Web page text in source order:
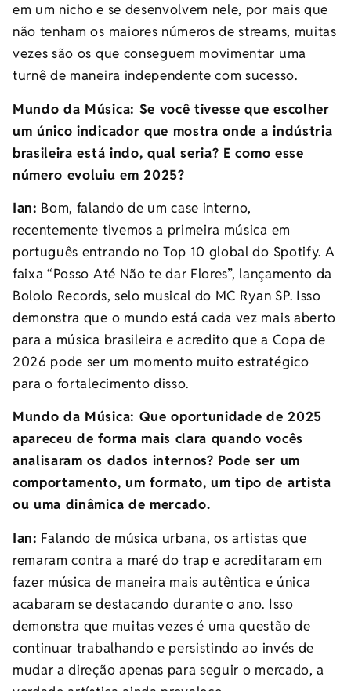
em um nicho e se desenvolvem nele, por mais que
não tenham os maiores números de streams, muitas
vezes são os que conseguem movimentar uma
turnê de maneira independente com sucesso.
Mundo da Música: Se você tivesse que escolher
um único indicador que mostra onde a indústria
brasileira está indo, qual seria? E como esse
número evoluiu em 2025?
Ian: Bom, falando de um case interno,
recentemente tivemos a primeira música em
português entrando no Top 10 global do Spotify. A
faixa “Posso Até Não te dar Flores”, lançamento da
Bololo Records, selo musical do MC Ryan SP. Isso
demonstra que o mundo está cada vez mais aberto
para a música brasileira e acredito que a Copa de
2026 pode ser um momento muito estratégico
para o fortalecimento disso.
Mundo da Música: Que oportunidade de 2025
apareceu de forma mais clara quando vocês
analisaram os dados internos? Pode ser um
comportamento, um formato, um tipo de artista
ou uma dinâmica de mercado.
Ian: Falando de música urbana, os artistas que
remaram contra a maré do trap e acreditaram em
fazer música de maneira mais autêntica e única
acabaram se destacando durante o ano. Isso
demonstra que muitas vezes é uma questão de
continuar trabalhando e persistindo ao invés de
mudar a direção apenas para seguir o mercado, a